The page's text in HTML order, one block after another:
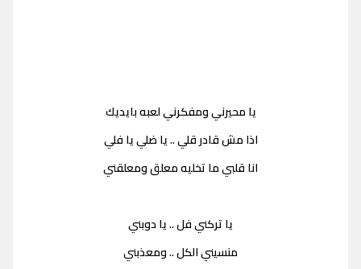
يا محيرني ومفكرني لعبه بايديك
اذا مش قادر قلي .. يا ضلي يا فلي
انا قلبي ما تخليه معلق ومعلقني
يا تركني فل .. يا دوبني
منسيني الكل .. ومعذبني